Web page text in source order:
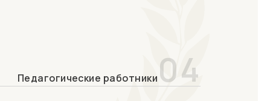
Педагогические работники 04